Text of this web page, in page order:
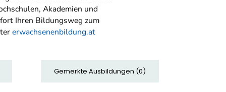
Akademien und
Ihren Bildungsweg zum
erwachsenenbildung.at
Gemerkte Ausbildungen (0)